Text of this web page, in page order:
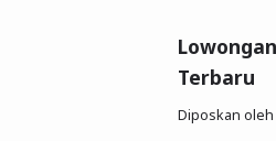
Terbaru
Diposkan oleh